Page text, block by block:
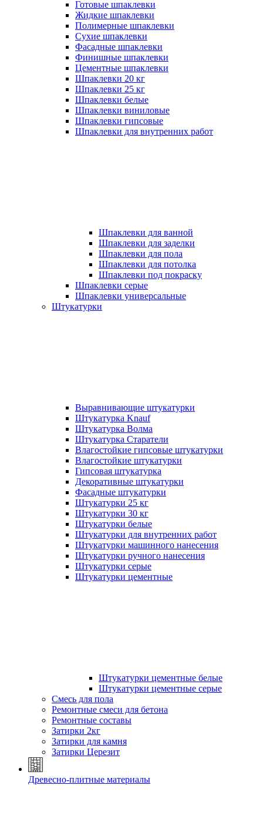
Готовые шпаклевки
Жидкие шпаклевки
Полимерные шпаклевки
Сухие шпаклевки
Фасадные шпаклевки
Финишные шпаклевки
Цементные шпаклевки
Шпаклевки 20 кг
Шпаклевки 25 кг
Шпаклевки белые
Шпаклевки виниловые
Шпаклевки гипсовые
Шпаклевки для внутренних работ
Шпаклевки для ванной
Шпаклевки для заделки
Шпаклевки для пола
Шпаклевки для потолка
Шпаклевки под покраску
Шпаклевки серые
Шпаклевки универсальные
Штукатурки
Выравнивающие штукатурки
Штукатурка Knauf
Штукатурка Волма
Штукатурка Старатели
Влагостойкие гипсовые штукатурки
Влагостойкие штукатурки
Гипсовая штукатурка
Декоративные штукатурки
Фасадные штукатурки
Штукатурки 25 кг
Штукатурки 30 кг
Штукатурки белые
Штукатурки для внутренних работ
Штукатурки машинного нанесения
Штукатурки ручного нанесения
Штукатурки серые
Штукатурки цементные
Штукатурки цементные белые
Штукатурки цементные серые
Смесь для пола
Ремонтные смеси для бетона
Ремонтные составы
Затирки 2кг
Затирки для камня
Затирки Церезит
Древесно-плитные материалы